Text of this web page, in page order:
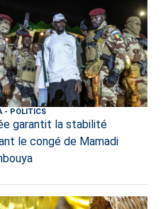
- POLITICS
garantit la stabilité
le congé de Mamadi